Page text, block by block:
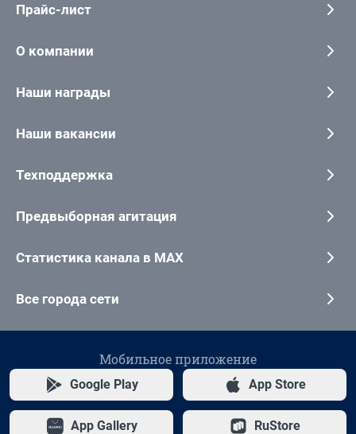
Прайс-лист
О компании
Наши награды
Наши вакансии
Техподдержка
Предвыборная агитация
Статистика канала в MAX
Все города сети
Мобильное приложение
Google Play App Store
App Gallery RuStore